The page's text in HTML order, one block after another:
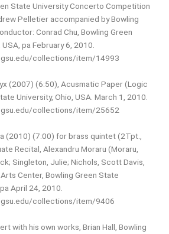
State University Concerto Competition
Pelletier accompanied by Bowling
Conrad Chu, Bowling Green
pa February 6, 2010.
collections/item/14993
(2007) (6:50), Acusmatic Paper (Logic
University, Ohio, USA. March 1, 2010.
collections/item/25652
(2010) (7:00) for brass quintet (2Tpt.,
Recital, Alexandru Moraru (Moraru,
Singleton, Julie; Nichols, Scott Davis,
Center, Bowling Green State
April 24, 2010.
collections/item/9406
with his own works, Brian Hall, Bowling